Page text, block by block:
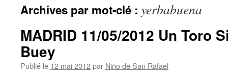
Archives par mot-clé : yerbabuena
MADRID 11/05/2012 Un Toro
Buey
Publié le 12 mai 2012par Niño de San Rafael